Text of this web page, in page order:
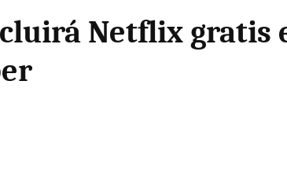
Netflix gratis